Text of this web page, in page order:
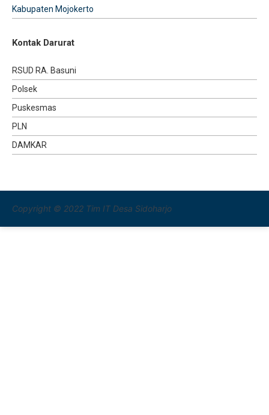
Kabupaten Mojokerto
Kontak Darurat
RSUD RA. Basuni
Polsek
Puskesmas
PLN
DAMKAR
Copyright © 2022 Tim IT Desa Sidoharjo